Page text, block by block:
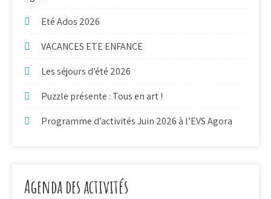
Eté Ados 2026
VACANCES ETE ENFANCE
Les séjours d’été 2026
Puzzle présente : Tous en art !
Programme d’activités Juin 2026 à l’EVS Agora
Agenda des activités